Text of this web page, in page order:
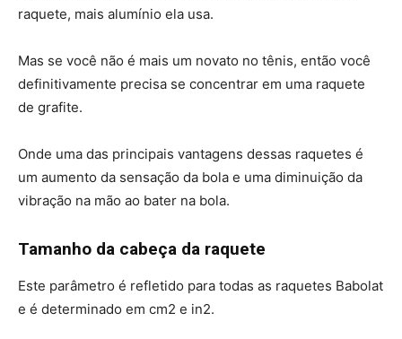
raquete, mais alumínio ela usa.
Mas se você não é mais um novato no tênis, então você
definitivamente precisa se concentrar em uma raquete
de grafite.
Onde uma das principais vantagens dessas raquetes é
um aumento da sensação da bola e uma diminuição da
vibração na mão ao bater na bola.
Tamanho da cabeça da raquete
Este parâmetro é refletido para todas as raquetes Babolat
e é determinado em cm2 e in2.